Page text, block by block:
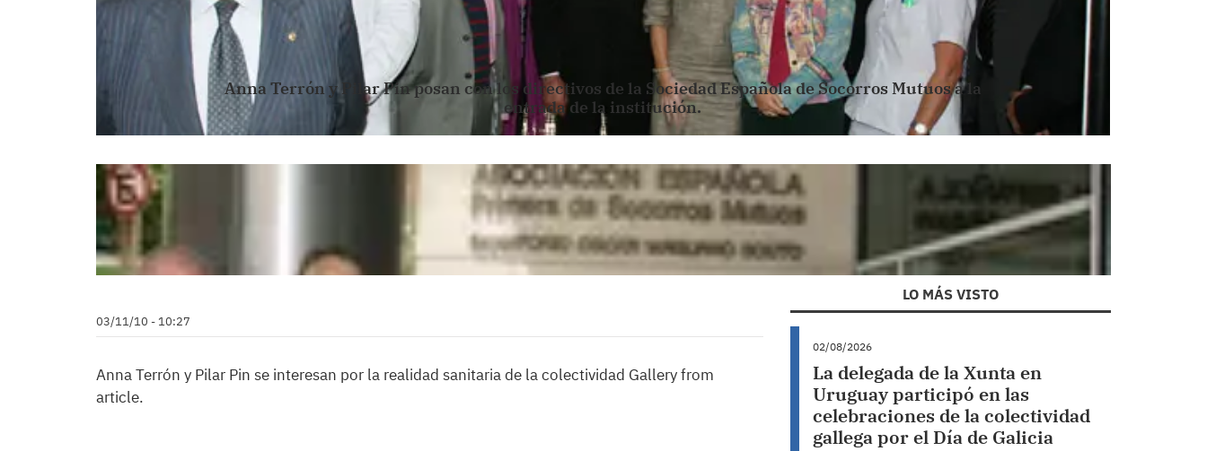
Anna Terrón y Pilar Pin posan con los directivos de la Sociedad Española de Socorros Mutuos a la
entrada de la institución.
03/11/10 - 10:27
Anna Terrón y Pilar Pin se interesan por la realidad sanitaria de la colectividad Gallery from
article.
LO MÁS VISTO
02/08/2026
La delegada de la Xunta en
Uruguay participó en las
celebraciones de la colectividad
gallega por el Día de Galicia